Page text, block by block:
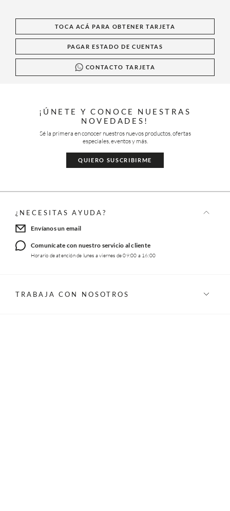
TOCA ACÁ PARA OBTENER TARJETA
PAGAR ESTADO DE CUENTAS
CONTACTO TARJETA
¡ÚNETE Y CONOCE NUESTRAS
NOVEDADES!
Sé la primera en conocer nuestros nuevos productos, ofertas
especiales, eventos y más.
QUIERO SUSCRIBIRME
¿NECESITAS AYUDA?
Envíanos un email
Comunícate con nuestro servicio al cliente
Horario de atención de lunes a viernes de 09:00 a 16:00
TRABAJA CON NOSOTROS